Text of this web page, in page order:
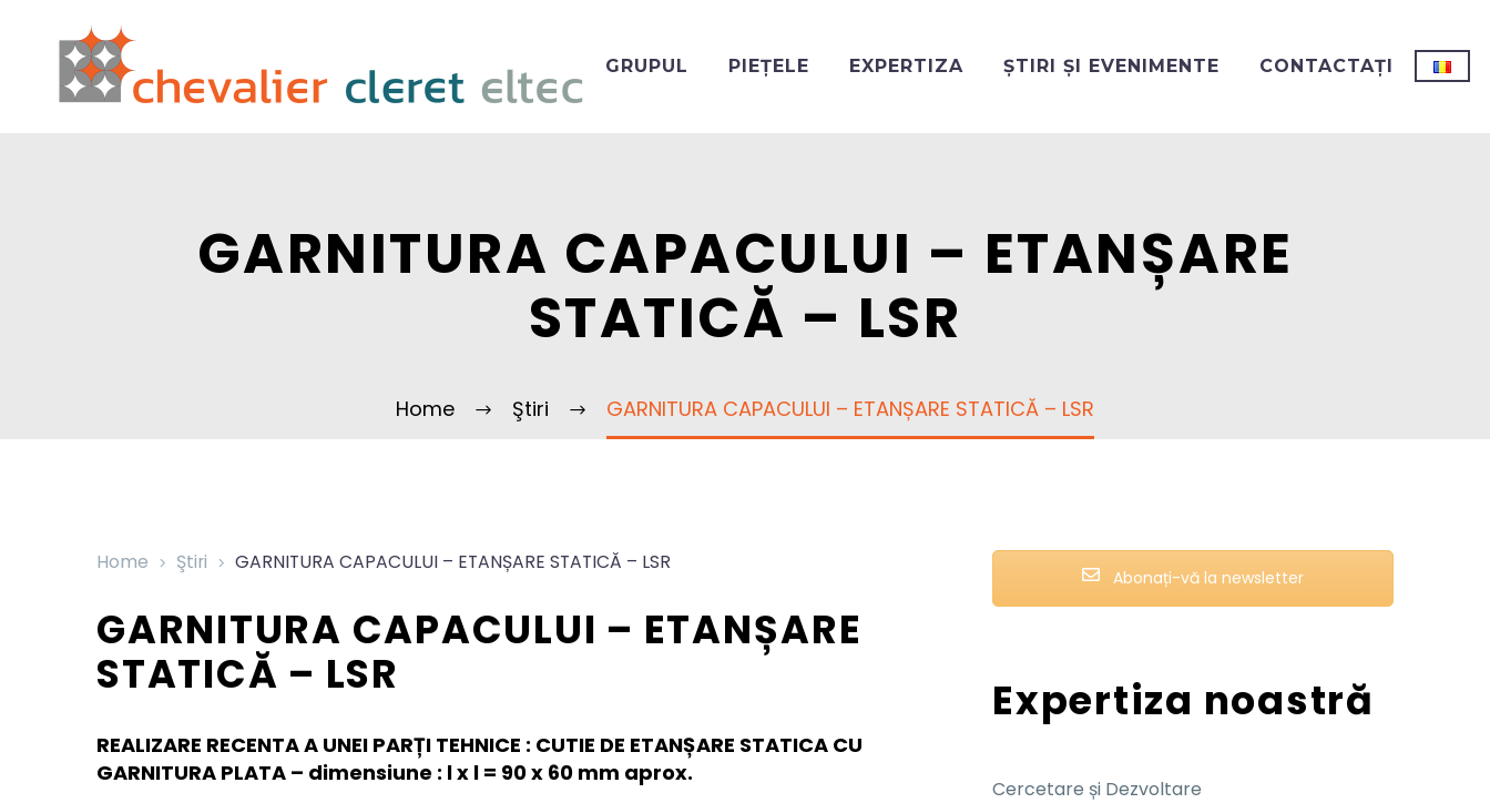
GRUPUL PIEȚELE EXPERTIZA ȘTIRI ȘI EVENIMENTE CONTACTAȚI
GARNITURA CAPACULUI – ETANȘARE
STATICĂ – LSR
Home Ştiri GARNITURA CAPACULUI – ETANȘARE STATICĂ – LSR
Home Ştiri GARNITURA CAPACULUI – ETANȘARE STATICĂ – LSR
GARNITURA CAPACULUI – ETANȘARE
STATICĂ – LSR
REALIZARE RECENTA A UNEI PARȚI TEHNICE : CUTIE DE ETANȘARE STATICA CU
GARNITURA PLATA – dimensiune : l x l = 90 x 60 mm aprox.
Abonați-vă la newsletter
Expertiza noastră
Cercetare și Dezvoltare